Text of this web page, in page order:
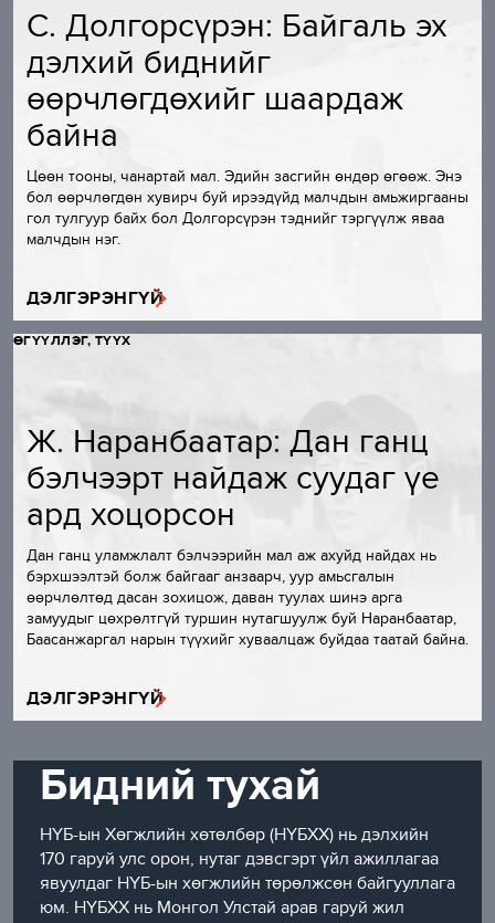
С. Долгорсүрэн: Байгаль эх
дэлхий биднийг
өөрчлөгдөхийг шаардаж
байна
Цөөн тооны, чанартай мал. Эдийн засгийн өндөр өгөөж. Энэ
бол өөрчлөгдөн хувирч буй ирээдүйд малчдын амьжиргааны
гол тулгуур байх бол Долгорсүрэн тэднийг тэргүүлж яваа
малчдын нэг.
ДЭЛГЭРЭНГҮЙ
ӨГҮҮЛЛЭГ, ТҮҮХ
Ж. Наранбаатар: Дан ганц
бэлчээрт найдаж суудаг үе
ард хоцорсон
Дан ганц уламжлалт бэлчээрийн мал аж ахуйд найдах нь
бэрхшээлтэй болж байгааг анзаарч, уур амьсгалын
өөрчлөлтөд дасан зохицож, даван туулах шинэ арга
замуудыг цөхрөлтгүй туршин нутагшуулж буй Наранбаатар,
Баасанжаргал нарын түүхийг хуваалцаж буйдаа таатай байна.
ДЭЛГЭРЭНГҮЙ
Бидний тухай
НҮБ-ын Хөгжлийн хөтөлбөр (НҮБХХ) нь дэлхийн
170 гаруй улс орон, нутаг дэвсгэрт үйл ажиллагаа
явуулдаг НҮБ-ын хөгжлийн төрөлжсөн байгууллага
юм. НҮБХХ нь Монгол Улстай арав гаруй жил